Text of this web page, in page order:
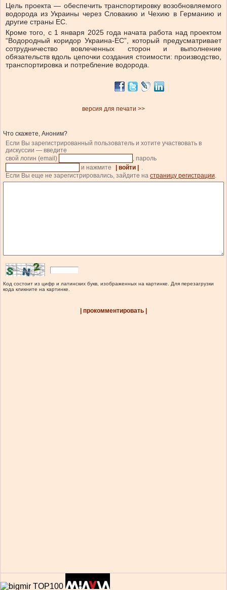
Цель проекта — обеспечить транспортировку возобновляемого
водорода из Украины через Словакию и Чехию в Германию и
другие страны ЕС.
Кроме того, с 1 января 2025 года начата работа над проектом
“Водородный коридор Украина-ЕС”, который предусматривает
сотрудничество вовлеченных сторон и выполнение
обязательств вдоль цепочки создания стоимости: производство,
транспортировка и потребление водорода.
версия для печати >>
Что скажете, Аноним?
Если Вы зарегистрированный пользователь и хотите участвовать в
дискуссии — введите
свой логин (email)
, пароль
и нажмите
| войти |
.
Если Вы еще не зарегистрировались, зайдите на страницу регистрации.
Код состоит из цифр и латинских букв, изображенных на картинке. Для перезагрузки
кода кликните на картинке.
| прокомментировать |